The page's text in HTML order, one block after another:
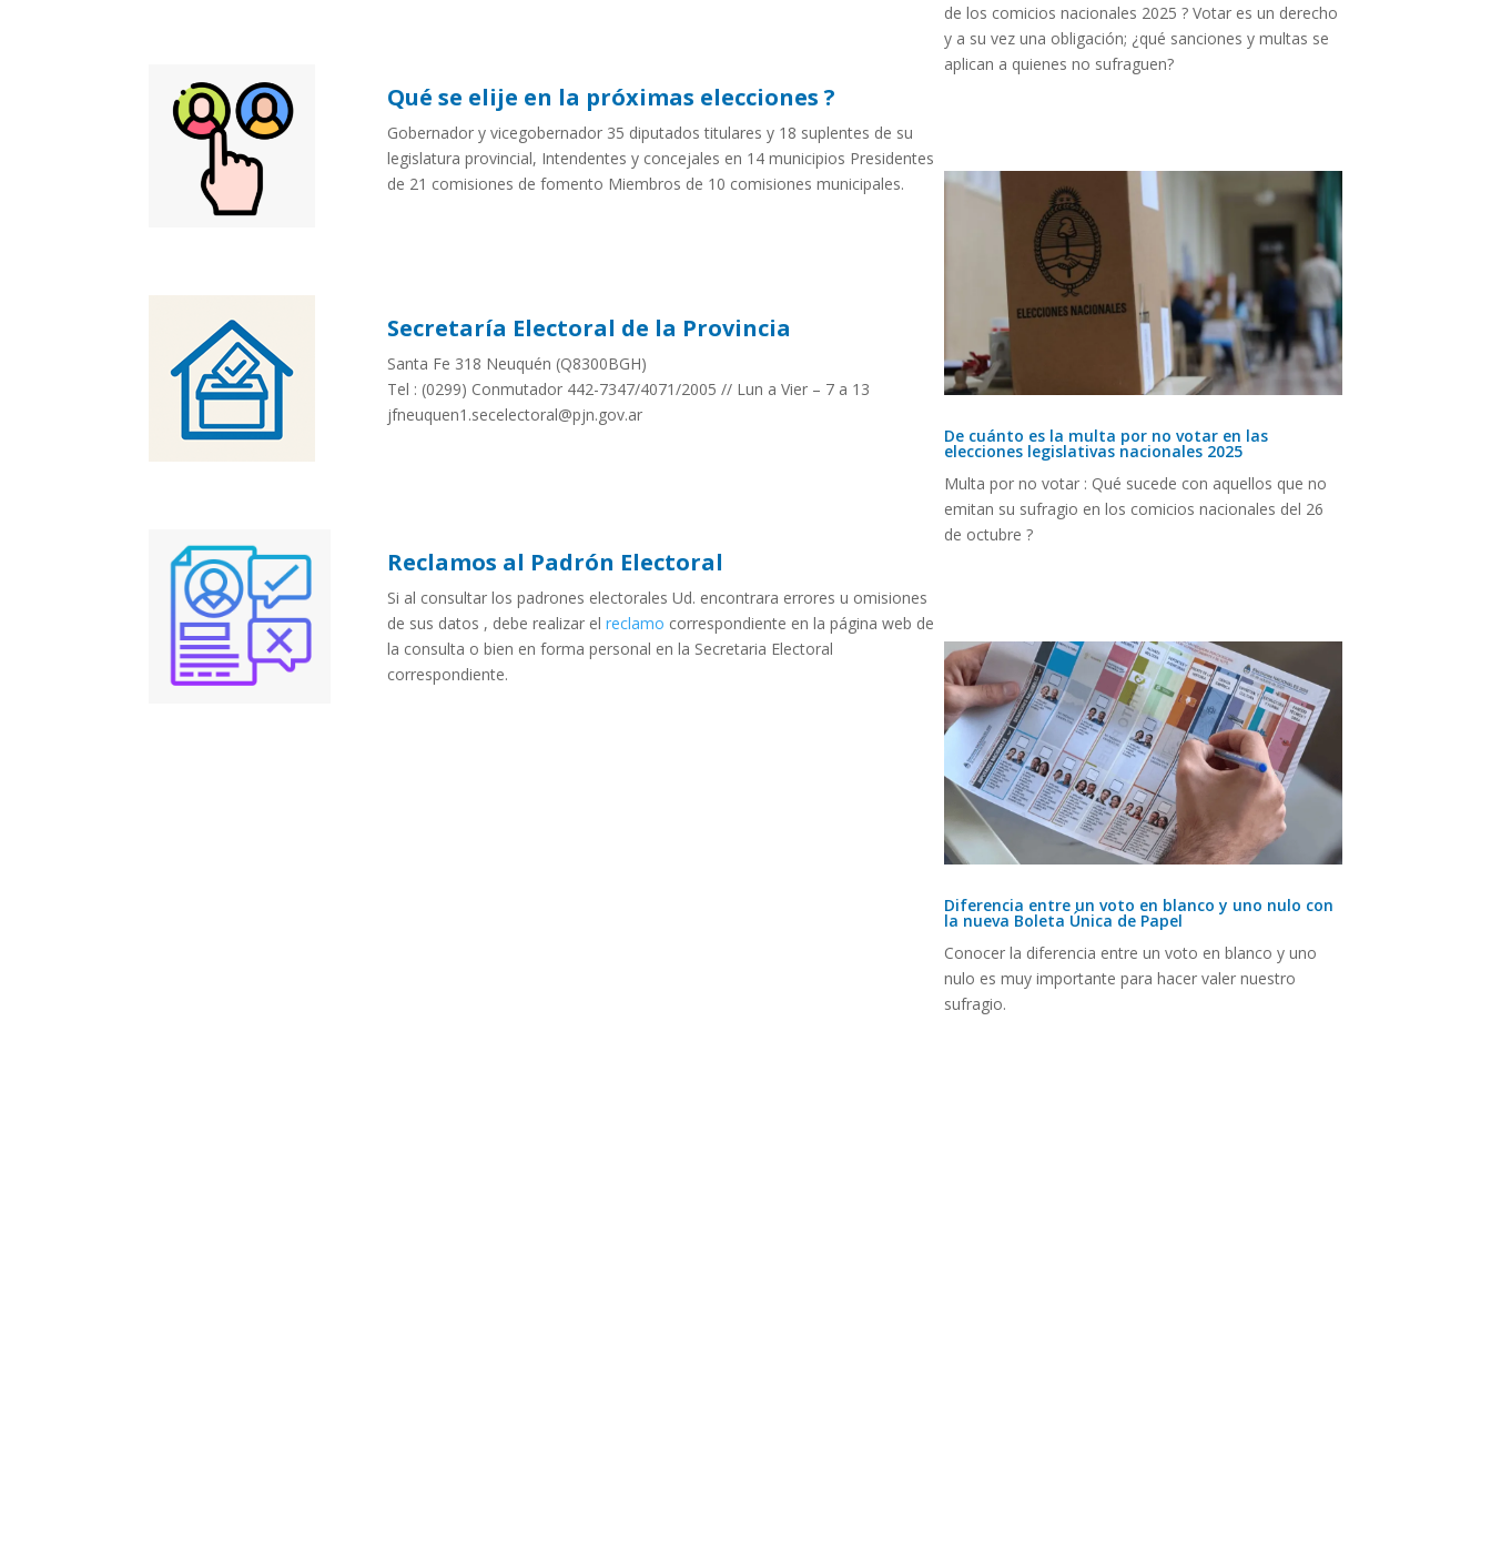
Qué se elije en la próximas elecciones ?
Gobernador y vicegobernador 35 diputados titulares y 18 suplentes de su
legislatura provincial, Intendentes y concejales en 14 municipios Presidentes
de 21 comisiones de fomento Miembros de 10 comisiones municipales.
Secretaría Electoral de la Provincia
Santa Fe 318 Neuquén (Q8300BGH)
Tel : (0299) Conmutador 442-7347/4071/2005 // Lun a Vier – 7 a 13
jfneuquen1.secelectoral@pjn.gov.ar
Reclamos al Padrón Electoral
Si al consultar los padrones electorales Ud. encontrara errores u omisiones
de sus datos , debe realizar elreclamo correspondiente en la página web de
la consulta o bien en forma personal en la Secretaria Electoral
correspondiente.
de los comicios nacionales 2025 ? Votar es un derecho
y a su vez una obligación; ¿qué sanciones y multas se
aplican a quienes no sufraguen?
De cuánto es la multa por no votar en las
elecciones legislativas nacionales 2025
Multa por no votar : Qué sucede con aquellos que no
emitan su sufragio en los comicios nacionales del 26
de octubre ?
Diferencia entre un voto en blanco y uno nulo con
la nueva Boleta Única de Papel
Conocer la diferencia entre un voto en blanco y uno
nulo es muy importante para hacer valer nuestro
sufragio.